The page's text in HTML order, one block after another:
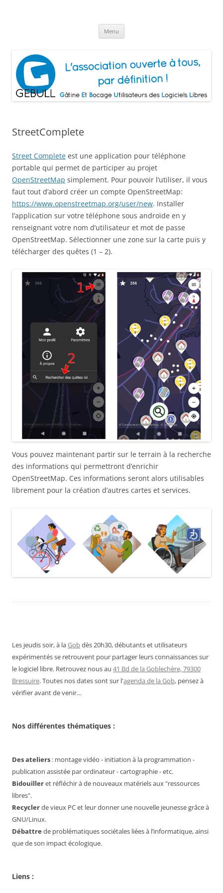
Logiciels Libres
Menu
StreetComplete
Street Complete est une application pour téléphone
portable qui permet de participer au projet
OpenStreetMap simplement. Pour pouvoir l’utiliser, il vous
faut tout d’abord créer un compte OpenStreetMap:
https://www.openstreetmap.org/user/new. Installer
l’application sur votre téléphone sous androïde en y
renseignant votre nom d’utilisateur et mot de passe
OpenStreetMap. Sélectionner une zone sur la carte puis y
télécharger des quêtes (1 – 2).
Vous pouvez maintenant partir sur le terrain à la recherche
des informations qui permettront d’enrichir
OpenStreetMap. Ces informations seront alors utilisables
librement pour la création d’autres cartes et services.
Les jeudis soir, à laGobdès 20h30, débutants et utilisateurs
expérimentés se retrouvent pour partager leurs connaissances sur
le logiciel libre. Retrouvez nous au 41 Bd de la Goblechère, 79300
Bressuire. Toutes nos dates sont sur l'agenda de la Gob, pensez à
vérifier avant de venir…
Nos différentes thématiques :
Des ateliers : montage vidéo - initiation à la programmation -
publication assistée par ordinateur - cartographie - etc.
Bidouilleret réfléchir à de nouveaux matériels aux "ressources
libres".
Recyclerde vieux PC et leur donner une nouvelle jeunesse grâce à
GNU/Linux.
Débattre de problématiques sociétales liées à l’informatique, ainsi
que de son impact écologique.
Liens :